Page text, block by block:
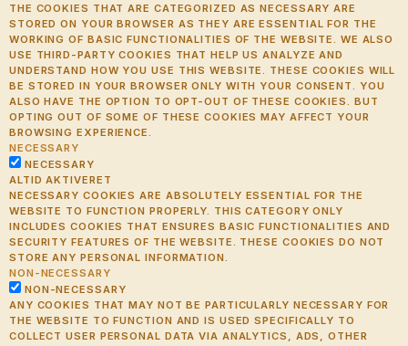
THE COOKIES THAT ARE CATEGORIZED AS NECESSARY ARE
STORED ON YOUR BROWSER AS THEY ARE ESSENTIAL FOR THE
WORKING OF BASIC FUNCTIONALITIES OF THE WEBSITE. WE ALSO
USE THIRD-PARTY COOKIES THAT HELP US ANALYZE AND
UNDERSTAND HOW YOU USE THIS WEBSITE. THESE COOKIES WILL
BE STORED IN YOUR BROWSER ONLY WITH YOUR CONSENT. YOU
ALSO HAVE THE OPTION TO OPT-OUT OF THESE COOKIES. BUT
OPTING OUT OF SOME OF THESE COOKIES MAY AFFECT YOUR
BROWSING EXPERIENCE.
NECESSARY
NECESSARY
ALTID AKTIVERET
NECESSARY COOKIES ARE ABSOLUTELY ESSENTIAL FOR THE
WEBSITE TO FUNCTION PROPERLY. THIS CATEGORY ONLY
INCLUDES COOKIES THAT ENSURES BASIC FUNCTIONALITIES AND
SECURITY FEATURES OF THE WEBSITE. THESE COOKIES DO NOT
STORE ANY PERSONAL INFORMATION.
NON-NECESSARY
NON-NECESSARY
ANY COOKIES THAT MAY NOT BE PARTICULARLY NECESSARY FOR
THE WEBSITE TO FUNCTION AND IS USED SPECIFICALLY TO
COLLECT USER PERSONAL DATA VIA ANALYTICS, ADS, OTHER